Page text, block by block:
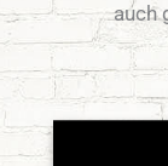
auch